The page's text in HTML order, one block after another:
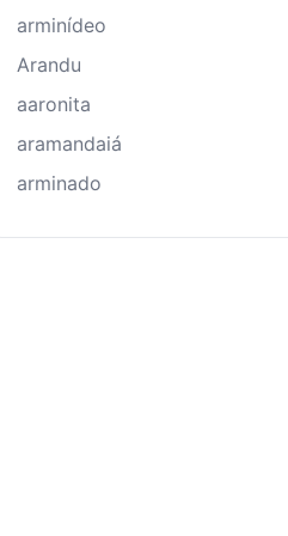
arminídeo
Arandu
aaronita
aramandaiá
arminado